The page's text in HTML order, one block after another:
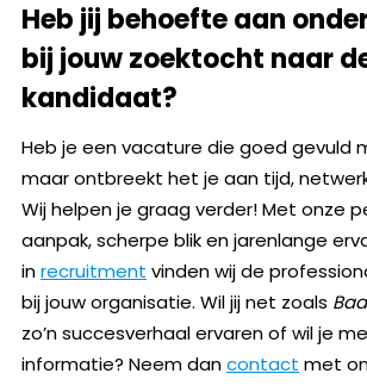
Heb jij behoefte aan
bij jouw zoektocht naar
kandidaat?
Heb je een vacature die goed gevuld
maar ontbreekt het je aan tijd,
Wij helpen je graag verder! Met onze
aanpak, scherpe blik en jarenlange
inrecruitment vinden wij de
bij jouw organisatie. Wil jij net zoals
zo’n succesverhaal ervaren of wil je
informatie? Neem dancontact met